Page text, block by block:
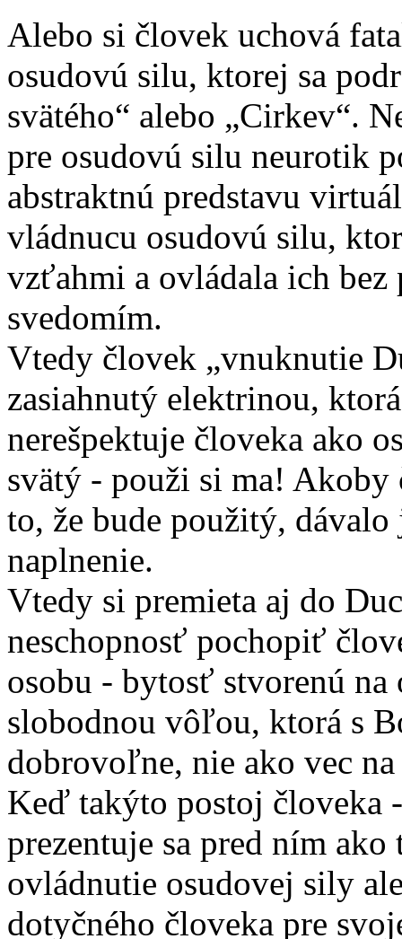
Alebo si človek uchová
osudovú silu, ktorej sa
svätého“ alebo „Cirkev“.
pre osudovú silu neurotik
abstraktnú predstavu
vládnucu osudovú silu,
vzťahmi a ovládala ich
svedomím.
Vtedy človek „vnuknutie
zasiahnutý elektrinou,
nerešpektuje človeka ako
svätý - použi si ma!
to, že bude použitý,
naplnenie.
Vtedy si premieta aj do
neschopnosť pochopiť
osobu - bytosť stvorenú na
slobodnou vôľou, ktorá s
dobrovoľne, nie ako vec
Keď takýto postoj človeka
prezentuje sa pred ním
ovládnutie osudovej sily
dotyčného človeka pre